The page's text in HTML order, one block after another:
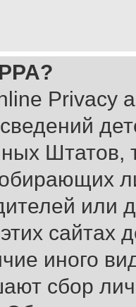
Privacy
Штатов,
или
сайтах
иного
сбор